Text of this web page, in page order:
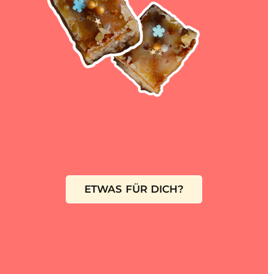
ETWAS FÜR DICH?